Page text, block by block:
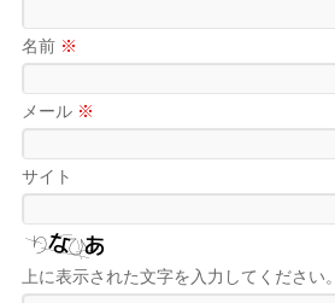
名前 ※
メール ※
サイト
上に表示された文字を入力してください。